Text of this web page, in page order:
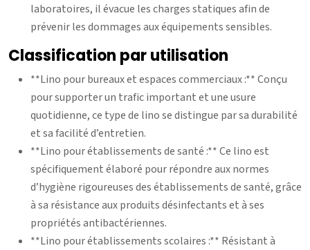
laboratoires, il évacue les charges statiques afin de
prévenir les dommages aux équipements sensibles.
Classification par utilisation
**Lino pour bureaux et espaces commerciaux :** Conçu
pour supporter un trafic important et une usure
quotidienne, ce type de lino se distingue par sa durabilité
et sa facilité d’entretien.
**Lino pour établissements de santé :** Ce lino est
spécifiquement élaboré pour répondre aux normes
d’hygiène rigoureuses des établissements de santé, grâce
à sa résistance aux produits désinfectants et à ses
propriétés antibactériennes.
**Lino pour établissements scolaires :** Résistant à